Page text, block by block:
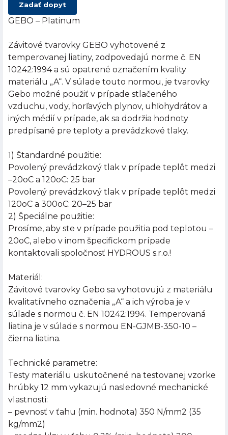
Zadať dopyt
GEBO – Platinum
Závitové tvarovky GEBO vyhotovené z
temperovanej liatiny, zodpovedajú norme č. EN
10242:1994 a sú opatrené označením kvality
materiálu „A“. V súlade touto normou, je tvarovky
Gebo možné použiť v prípade stlačeného
vzduchu, vody, horľavých plynov, uhľohydrátov a
iných médií v prípade, ak sa dodržia hodnoty
predpísané pre teploty a prevádzkové tlaky.
1) Štandardné použitie:
Povolený prevádzkový tlak v prípade teplôt medzi
–20oC a 120oC: 25 bar
Povolený prevádzkový tlak v prípade teplôt medzi
120oC a 300oC: 20–25 bar
2) Špeciálne použitie:
Prosíme, aby ste v prípade použitia pod teplotou –
20oC, alebo v inom špecifickom prípade
kontaktovali spoločnosť HYDROUS s.r.o.!
Materiál:
Závitové tvarovky Gebo sa vyhotovujú z materiálu
kvalitatívneho označenia „A“ a ich výroba je v
súlade s normou č. EN 10242:1994. Temperovaná
liatina je v súlade s normou EN-GJMB-350-10 –
čierna liatina.
Technické parametre:
Testy materiálu uskutočnené na testovanej vzorke
hrúbky 12 mm vykazujú nasledovné mechanické
vlastnosti:
– pevnosť v ťahu (min. hodnota) 350 N/mm2 (35
kg/mm2)